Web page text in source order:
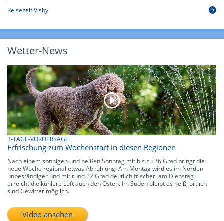
Reisezeit Visby
Wetter-News
3-TAGE-VORHERSAGE
Erfrischung zum Wochenstart in diesen Regionen
Nach einem sonnigen und heißen Sonntag mit bis zu 36 Grad bringt die
neue Woche regional etwas Abkühlung. Am Montag wird es im Norden
unbeständiger und mit rund 22 Grad deutlich frischer, am Dienstag
erreicht die kühlere Luft auch den Osten. Im Süden bleibt es heiß, örtlich
sind Gewitter möglich.
Video ansehen